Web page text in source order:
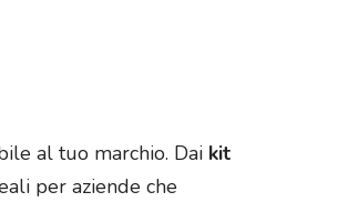
al tuo marchio. Dai kit
per aziende che